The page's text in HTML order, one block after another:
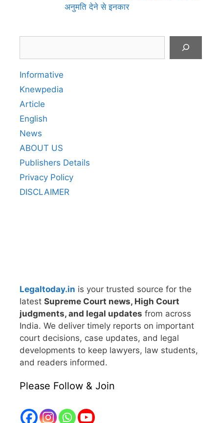
अनुमति देने से इनकार
Informative
Knewpedia
Article
English
News
ABOUT US
Publishers Details
Privacy Policy
DISCLAIMER
Legaltoday.in is your trusted source for the
latest Supreme Court news, High Court
judgments, and legal updates from across
India. We deliver timely reports on important
court decisions, case updates, and legal
developments to keep lawyers, law students,
and readers informed.
Please Follow & Join